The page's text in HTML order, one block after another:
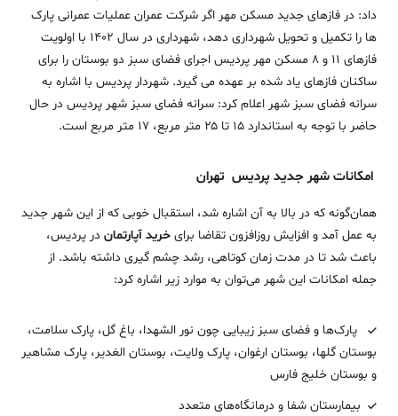
داد: در فازهای جدید مسکن مهر اگر شرکت عمران عملیات عمرانی پارک
ها را تکمیل و تحویل شهرداری دهد، شهرداری در سال ۱۴۰۲ با اولویت
فازهای ۱۱ و ۸ مسکن مهر پردیس اجرای فضای سبز دو بوستان را برای
ساکنان فازهای یاد شده بر عهده می گیرد. شهردار پردیس با اشاره به
سرانه فضای سبز شهر اعلام کرد: سرانه فضای سبز شهر پردیس در حال
حاضر با توجه به استاندارد ۱۵ تا ۲۵ متر مربع، ۱۷ متر مربع است.
امکانات شهر جدید پردیس تهران
همان‌گونه که در بالا به آن اشاره شد، استقبال خوبی که از این شهر جدید
به عمل آمد و افزایش روزافزون تقاضا برای خرید آپارتمان در پردیس،
باعث شد تا در مدت زمان کوتاهی، رشد چشم‌ گیری داشته‌ باشد. از
جمله امکانات این شهر می‌توان به موارد زیر اشاره کرد:
پارک‌ها و فضای سبز زیبایی چون نور الشهدا، باغ گل، پارک سلامت،
بوستان گلها، بوستان ارغوان، پارک ولایت، بوستان الغدیر، پارک مشاهیر
و بوستان خلیج فارس
بیمارستان شفا و درمانگاه‌های متعدد